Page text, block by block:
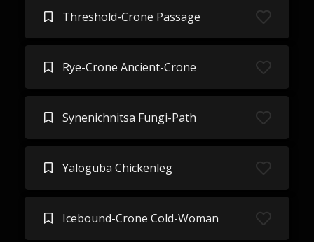
Threshold-Crone Passage
Rye-Crone Ancient-Crone
Synenichnitsa Fungi-Path
Yaloguba Chickenleg
Icebound-Crone Cold-Woman